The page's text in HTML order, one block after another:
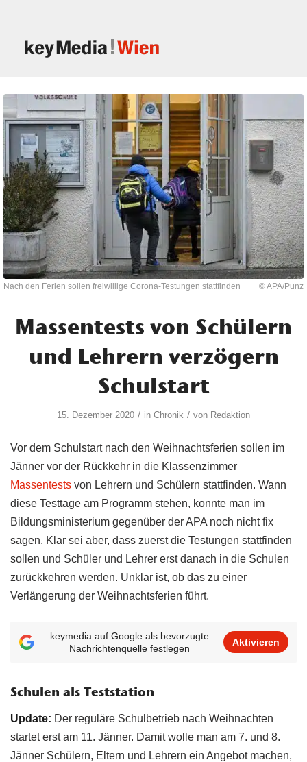
Nach den Ferien sollen freiwillige Corona-Testungen stattfinden © APA/Punz
Massentests von Schülern
und Lehrern verzögern
Schulstart
15. Dezember 2020 / in Chronik / von Redaktion
Vor dem Schulstart nach den Weihnachtsferien sollen im
Jänner vor der Rückkehr in die Klassenzimmer
Massentests von Lehrern und Schülern stattfinden. Wann
diese Testtage am Programm stehen, konnte man im
Bildungsministerium gegenüber der APA noch nicht fix
sagen. Klar sei aber, dass zuerst die Testungen stattfinden
sollen und Schüler und Lehrer erst danach in die Schulen
zurückkehren werden. Unklar ist, ob das zu einer
Verlängerung der Weihnachtsferien führt.
keymedia auf Google als bevorzugte
Nachrichtenquelle festlegen
Aktivieren
Schulen als Teststation
Update: Der reguläre Schulbetrieb nach Weihnachten
startet erst am 11. Jänner. Damit wolle man am 7. und 8.
Jänner Schülern, Eltern und Lehrern ein Angebot machen,